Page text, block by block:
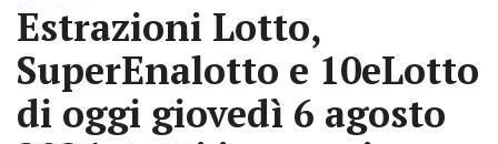
Estrazioni Lotto,
SuperEnalotto e 10eLotto
di oggi giovedì 6 agosto